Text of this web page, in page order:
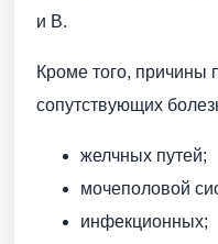
и B.
Кроме того, причины
сопутствующих
желчных путей;
мочеполовой
инфекционных;